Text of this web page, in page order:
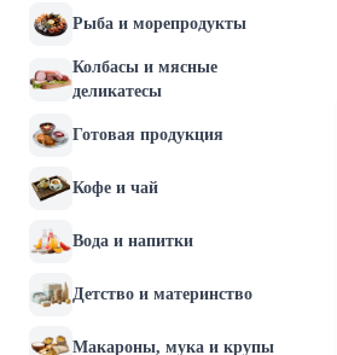
Рыба и морепродукты
Колбасы и мясные
деликатесы
Готовая продукция
Кофе и чай
Вода и напитки
Детство и материнство
Макароны, мука и крупы